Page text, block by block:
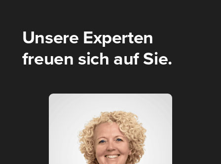
Unsere Experten
freuen sich auf Sie.